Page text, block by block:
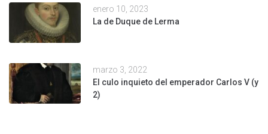
enero 10, 2023
La de Duque de Lerma
marzo 3, 2022
El culo inquieto del emperador Carlos V (y
2)